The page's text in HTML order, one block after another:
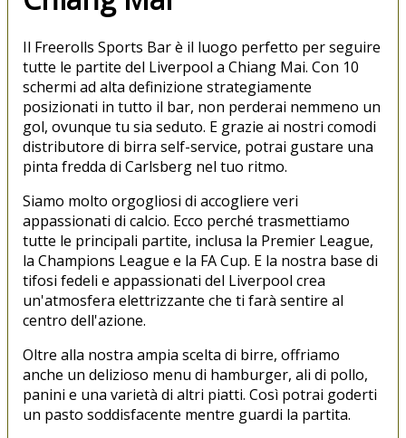
Il Freerolls Sports Bar è il luogo perfetto per seguire
tutte le partite del Liverpool a Chiang Mai. Con 10
schermi ad alta definizione strategiamente
posizionati in tutto il bar, non perderai nemmeno un
gol, ovunque tu sia seduto. E grazie ai nostri comodi
distributore di birra self-service, potrai gustare una
pinta fredda di Carlsberg nel tuo ritmo.
Siamo molto orgogliosi di accogliere veri
appassionati di calcio. Ecco perché trasmettiamo
tutte le principali partite, inclusa la Premier League,
la Champions League e la FA Cup. E la nostra base di
tifosi fedeli e appassionati del Liverpool crea
un'atmosfera elettrizzante che ti farà sentire al
centro dell'azione.
Oltre alla nostra ampia scelta di birre, offriamo
anche un delizioso menu di hamburger, ali di pollo,
panini e una varietà di altri piatti. Così potrai goderti
un pasto soddisfacente mentre guardi la partita.